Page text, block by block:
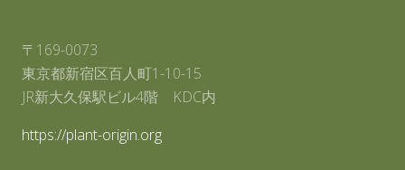
〒169-0073
東京都新宿区百人町1-10-15
JR新大久保駅ビル4階 KDC内
https://plant-origin.org